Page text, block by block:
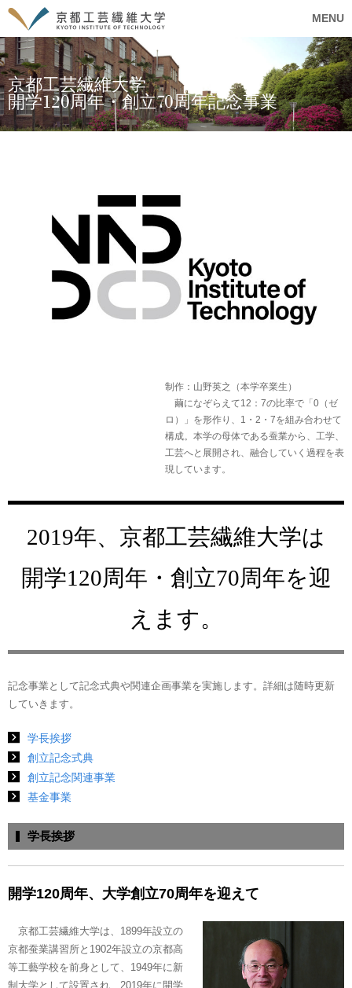
MENU
京都工芸繊維大学
開学120周年・創立70周年記念事業
制作：山野英之（本学卒業生）
繭になぞらえて12：7の比率で「0（ゼ
ロ）」を形作り、1・2・7を組み合わせて
構成。本学の母体である蚕業から、工学、
工芸へと展開され、融合していく過程を表
現しています。
2019年、京都工芸繊維大学は
開学120周年・創立70周年を迎
えます。
記念事業として記念式典や関連企画事業を実施します。詳細は随時更新
していきます。
学長挨拶
創立記念式典
創立記念関連事業
基金事業
学長挨拶
開学120周年、大学創立70周年を迎えて
京都工芸繊維大学は、1899年設立の
京都蚕業講習所と1902年設立の京都高
等工藝学校を前身として、1949年に新
制大学として設置され、2019年に開学